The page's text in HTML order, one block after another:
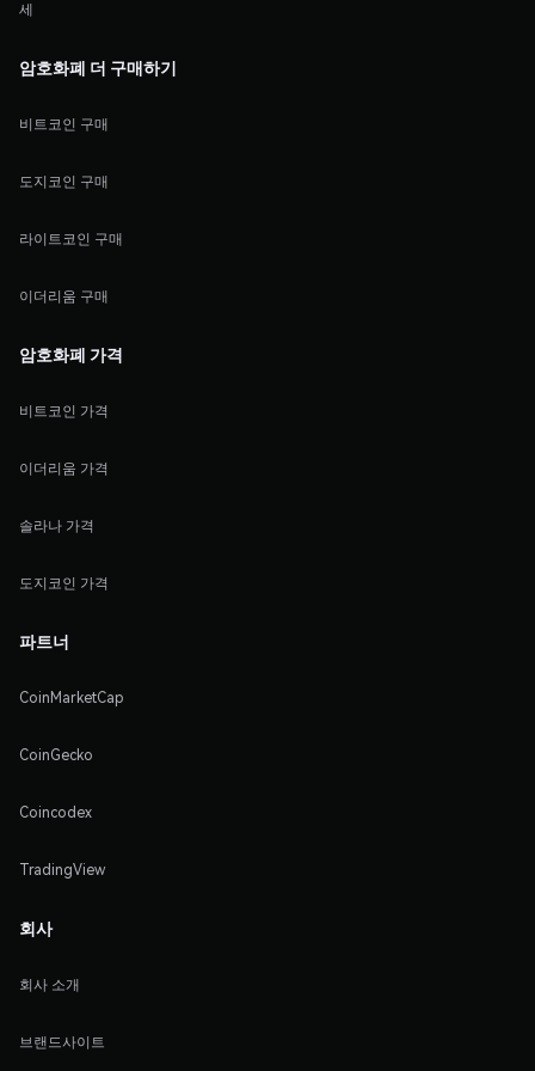
세
암호화폐 더 구매하기
비트코인 구매
도지코인 구매
라이트코인 구매
이더리움 구매
암호화폐 가격
비트코인 가격
이더리움 가격
솔라나 가격
도지코인 가격
파트너
CoinMarketCap
CoinGecko
Coincodex
TradingView
회사
회사 소개
브랜드사이트